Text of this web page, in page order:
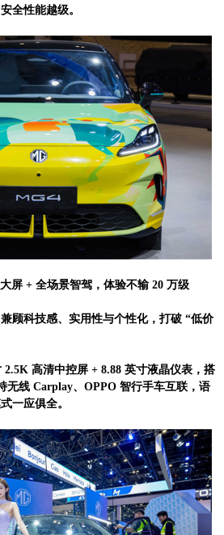
全性能越级。
屏 + 全场景智驾，体验不输 20 万级
顾科技感、实用性与个性化，打破 “低价
2.5K 高清中控屏 + 8.88 英寸液晶仪表，搭
无线 Carplay、OPPO 智行手车互联，语
一应俱全。